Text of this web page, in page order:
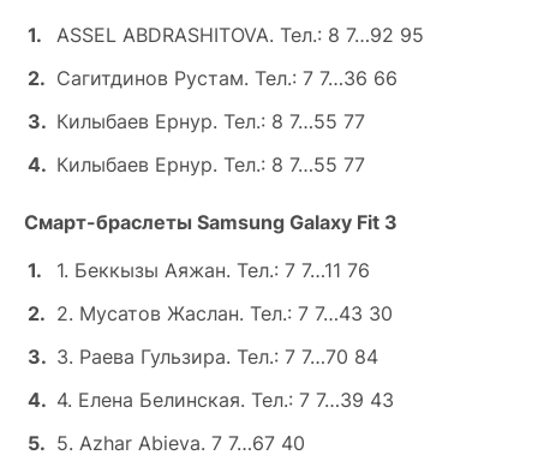
ASSEL ABDRASHITOVA. Тел.: 8 7…92 95
Сагитдинов Рустам. Тел.: 7 7…36 66
Килыбаев Ернур. Тел.: 8 7…55 77
Килыбаев Ернур. Тел.: 8 7…55 77
Смарт-браслеты Samsung Galaxy Fit 3
1. Беккызы Аяжан. Тел.: 7 7…11 76
2. Мусатов Жаслан. Тел.: 7 7…43 30
3. Раева Гульзира. Тел.: 7 7…70 84
4. Елена Белинская. Тел.: 7 7…39 43
5. Azhar Abieva. 7 7…67 40